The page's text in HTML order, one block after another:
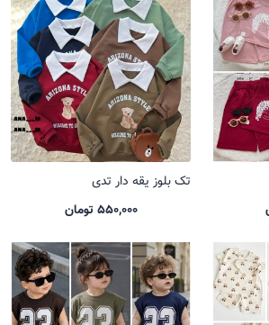
تک بلوز یقه دار تدی
550,000 تومان